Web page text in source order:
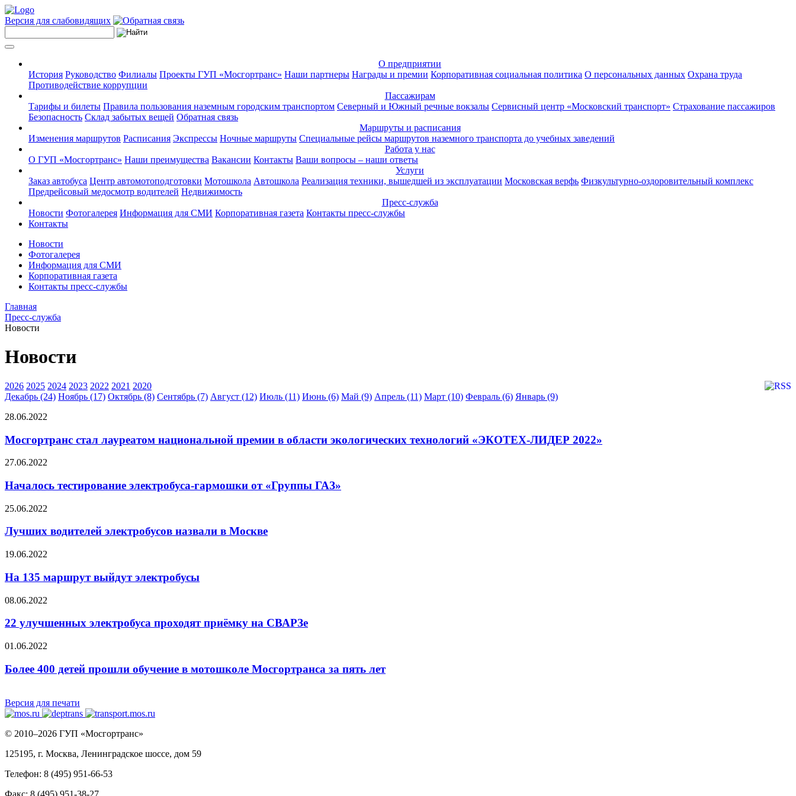
Версия для слабовидящих
О предприятии
История Руководство Филиалы Проекты ГУП «Мосгортранс» Наши партнеры Награды и премии Корпоративная социальная политика О персональных данных Охрана труда
Противодействие коррупции
Пассажирам
Тарифы и билеты Правила пользования наземным городским транспортом Северный и Южный речные вокзалы Сервисный центр «Московский транспорт» Страхование пассажиров
Безопасность Склад забытых вещей Обратная связь
Маршруты и расписания
Изменения маршрутов Расписания Экспрессы Ночные маршруты Специальные рейсы маршрутов наземного транспорта до учебных заведений
Работа у нас
О ГУП «Мосгортранс» Наши преимущества Вакансии Контакты Ваши вопросы – наши ответы
Услуги
Заказ автобуса Центр автомотоподготовки Мотошкола Автошкола Реализация техники, вышедшей из эксплуатации Московская верфь Физкультурно-оздоровительный комплекс
Предрейсовый медосмотр водителей Недвижимость
Пресс-служба
Новости Фотогалерея Информация для СМИ Корпоративная газета Контакты пресс-службы
Контакты
Новости
Фотогалерея
Информация для СМИ
Корпоративная газета
Контакты пресс-службы
Главная
Пресс-служба
Новости
Новости
2026 2025 2024 2023 2022 2021 2020
Декабрь (24) Ноябрь (17) Октябрь (8) Сентябрь (7) Август (12) Июль (11) Июнь (6) Май (9) Апрель (11) Март (10) Февраль (6) Январь (9)
28.06.2022
Мосгортранс стал лауреатом национальной премии в области экологических технологий «ЭКОТЕХ-ЛИДЕР 2022»
27.06.2022
Началось тестирование электробуса-гармошки от «Группы ГАЗ»
25.06.2022
Лучших водителей электробусов назвали в Москве
19.06.2022
На 135 маршрут выйдут электробусы
08.06.2022
22 улучшенных электробуса проходят приёмку на СВАРЗе
01.06.2022
Более 400 детей прошли обучение в мотошколе Мосгортранса за пять лет
Версия для печати
© 2010–2026 ГУП «Мосгортранс»
125195, г. Москва, Ленинградское шоссе, дом 59
Телефон: 8 (495) 951-66-53
Факс: 8 (495) 951-38-27